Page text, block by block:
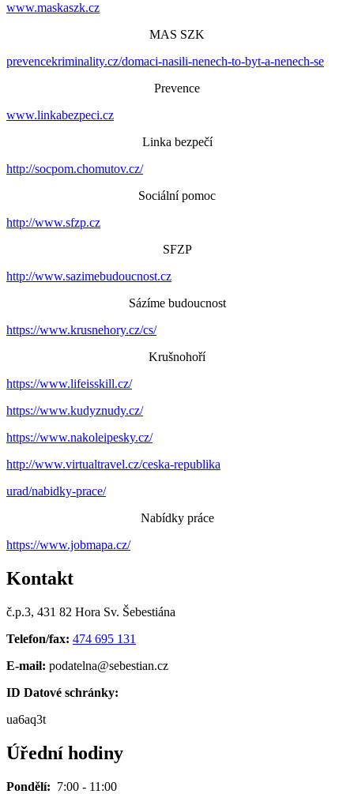
www.maskaszk.cz
MAS SZK
prevencekriminality.cz/domaci-nasili-nenech-to-byt-a-nenech-se
Prevence
www.linkabezpeci.cz
Linka bezpečí
http://socpom.chomutov.cz/
Sociální pomoc
http://www.sfzp.cz
SFZP
http://www.sazimebudoucnost.cz
Sázíme budoucnost
https://www.krusnehory.cz/cs/
Krušnohoří
https://www.lifeisskill.cz/
https://www.kudyznudy.cz/
https://www.nakoleipesky.cz/
http://www.virtualtravel.cz/ceska-republika
urad/nabidky-prace/
Nabídky práce
https://www.jobmapa.cz/
Kontakt
č.p.3, 431 82 Hora Sv. Šebestiána
Telefon/fax: 474 695 131
E-mail: podatelna@sebestian.cz
ID Datové schránky:
ua6aq3t
Úřední hodiny
Pondělí: 7:00 - 11:00